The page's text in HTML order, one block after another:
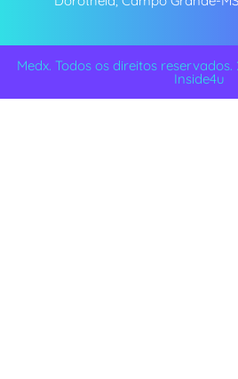
Medx. Todos os direitos
Inside4u